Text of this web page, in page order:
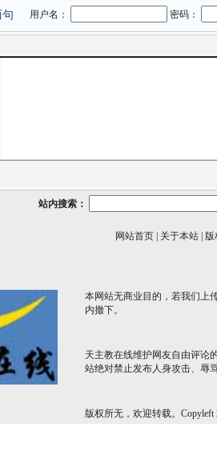
用户名： 密码：
站内搜索：
网站首页 关于本站 版
本网站无商业目的，若我们上
内撤下。
天主教在线维护网友自由评论
站绝对禁止发布人身攻击、辱
版权所无，欢迎转载。